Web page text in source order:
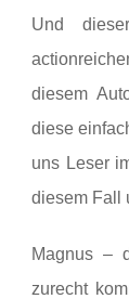
Und
diesem
diese
uns Leser
diesem Fall
Magnus –
zurecht